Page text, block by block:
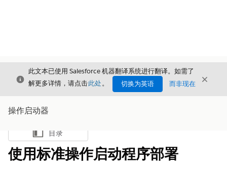
关闭
此文本已使用 Salesforce 机器翻译系统进行翻译。如需了
解更多详情，请点击此处。 切换为英语 而非现在 关闭
操作启动器
显示目录
目录
使用标准操作启动程序部署